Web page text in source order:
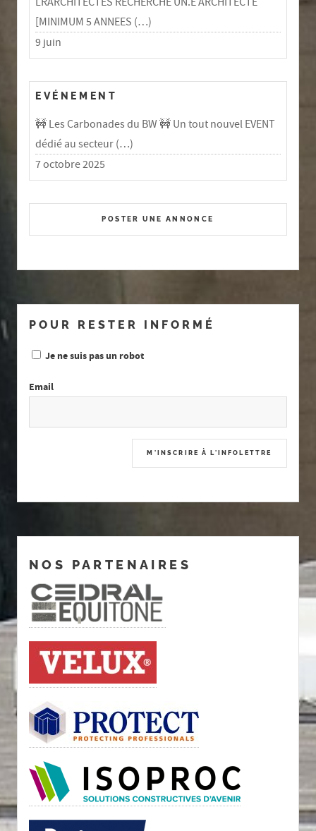
[MINIMUM 5 ANNEES (…)
9 juin
EVÉNEMENT
🚧 Les Carbonades du BW 🚧 Un tout nouvel EVENT
dédié au secteur (…)
7 octobre 2025
POSTER UNE ANNONCE
POUR RESTER INFORMÉ
Je ne suis pas un robot
Email
NOS PARTENAIRES